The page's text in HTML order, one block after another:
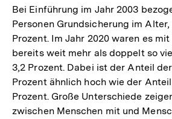
der
Fußnote
Bei Einführung im Jahr 2003
Personen Grundsicherung im
Prozent. Im Jahr 2020 waren es mit
bereits weit mehr als doppelt so
3,2 Prozent. Dabei ist der Anteil
Prozent ähnlich hoch wie der
Prozent. Große Unterschiede
zwischen Menschen mit und